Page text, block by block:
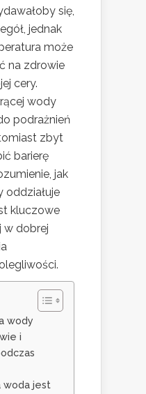
się,
jednak
może
na zdrowie
cery.
wody
podrażnień
zbyt
barierę
jak
oddziałuje
kluczowe
w dobrej
wody
i
woda jest